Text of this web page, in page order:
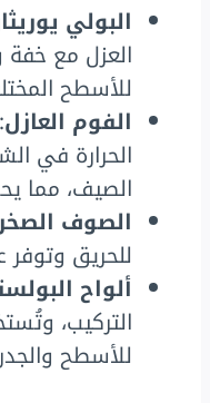
البولي
العزل مع خفة
للأسطح
الفوم العازل
الحرارة في
الصيف، مما
الصوف
للحريق وتوفر
ألواح
التركيب،
للأسطح